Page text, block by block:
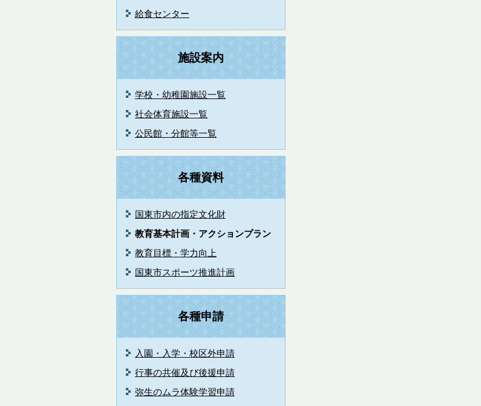
給食センター
施設案内
学校・幼稚園施設一覧
社会体育施設一覧
公民館・分館等一覧
各種資料
国東市内の指定文化財
教育基本計画・アクションプラン
教育目標・学力向上
国東市スポーツ推進計画
各種申請
入園・入学・校区外申請
行事の共催及び後援申請
弥生のムラ体験学習申請